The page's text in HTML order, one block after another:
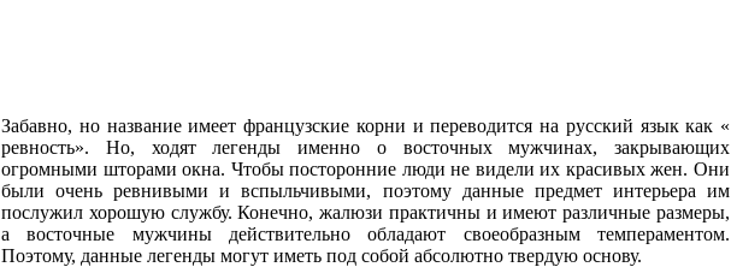
Забавно, но название имеет французские корни и переводится на русский язык как «
ревность». Но, ходят легенды именно о восточных мужчинах, закрывающих
огромными шторами окна. Чтобы посторонние люди не видели их красивых жен. Они
были очень ревнивыми и вспыльчивыми, поэтому данные предмет интерьера им
послужил хорошую службу. Конечно, жалюзи практичны и имеют различные размеры,
а восточные мужчины действительно обладают своеобразным темпераментом.
Поэтому, данные легенды могут иметь под собой абсолютно твердую основу.